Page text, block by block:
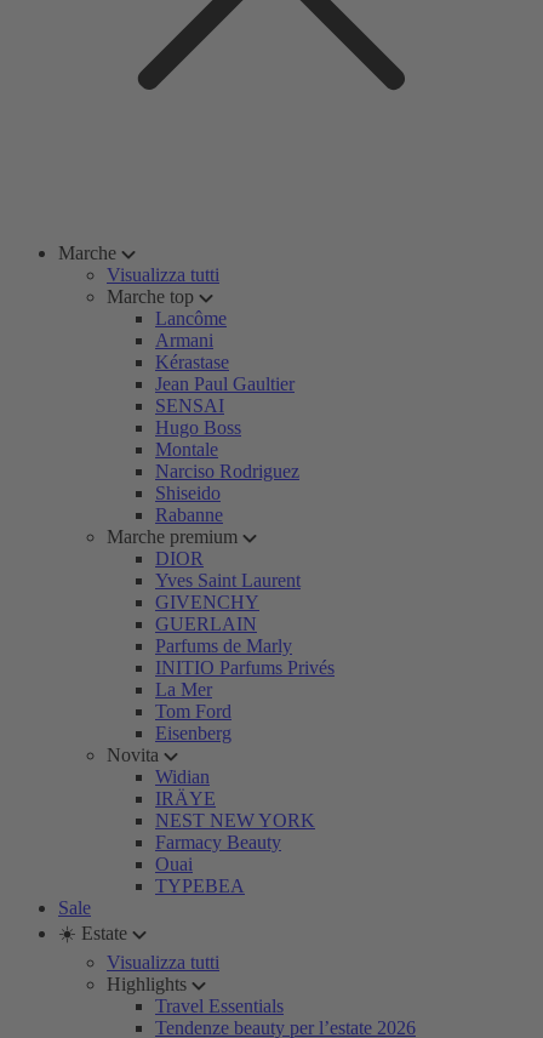
Marche
Visualizza tutti
Marche top
Lancôme
Armani
Kérastase
Jean Paul Gaultier
SENSAI
Hugo Boss
Montale
Narciso Rodriguez
Shiseido
Rabanne
Marche premium
DIOR
Yves Saint Laurent
GIVENCHY
GUERLAIN
Parfums de Marly
INITIO Parfums Privés
La Mer
Tom Ford
Eisenberg
Novita
Widian
IRÄYE
NEST NEW YORK
Farmacy Beauty
Ouai
TYPEBEA
Sale
☀️ Estate
Visualizza tutti
Highlights
Travel Essentials
Tendenze beauty per l’estate 2026